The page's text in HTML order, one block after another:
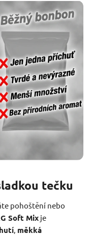
tečku
pohoštění nebo
Soft Mix je
, měkká